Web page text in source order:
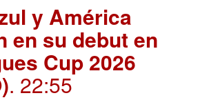
y América
en su debut en
Cup 2026
. 22:55